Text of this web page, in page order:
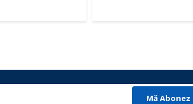
Mă Abonez